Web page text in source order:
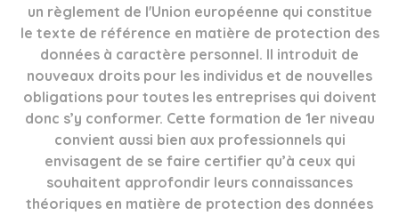
un règlement de l'Union européenne qui constitue
le texte de référence en matière de protection des
données à caractère personnel. Il introduit de
nouveaux droits pour les individus et de nouvelles
obligations pour toutes les entreprises qui doivent
donc s’y conformer. Cette formation de 1er niveau
convient aussi bien aux professionnels qui
envisagent de se faire certifier qu’à ceux qui
souhaitent approfondir leurs connaissances
théoriques en matière de protection des données